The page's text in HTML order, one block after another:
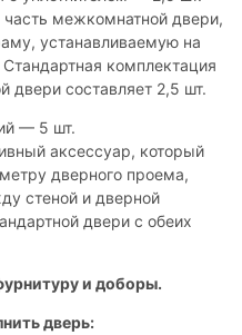
часть межкомнатной двери,
устанавливаемую на
комплектация
двери составляет 2,5 шт.
— 5 шт.
аксессуар, который
дверного проема,
стеной и дверной
двери с обеих
и доборы.
дверь: